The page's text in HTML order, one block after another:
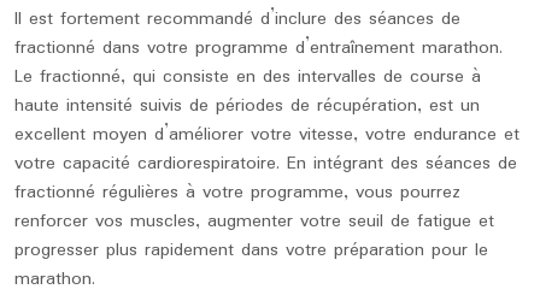
Il est fortement recommandé d’inclure des séances de
fractionné dans votre programme d’entraînement marathon.
Le fractionné, qui consiste en des intervalles de course à
haute intensité suivis de périodes de récupération, est un
excellent moyen d’améliorer votre vitesse, votre endurance et
votre capacité cardiorespiratoire. En intégrant des séances de
fractionné régulières à votre programme, vous pourrez
renforcer vos muscles, augmenter votre seuil de fatigue et
progresser plus rapidement dans votre préparation pour le
marathon.